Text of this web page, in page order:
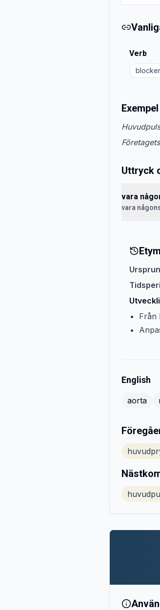
Verb
Exempel
Uttryck
vara
vara
Från
English
aorta